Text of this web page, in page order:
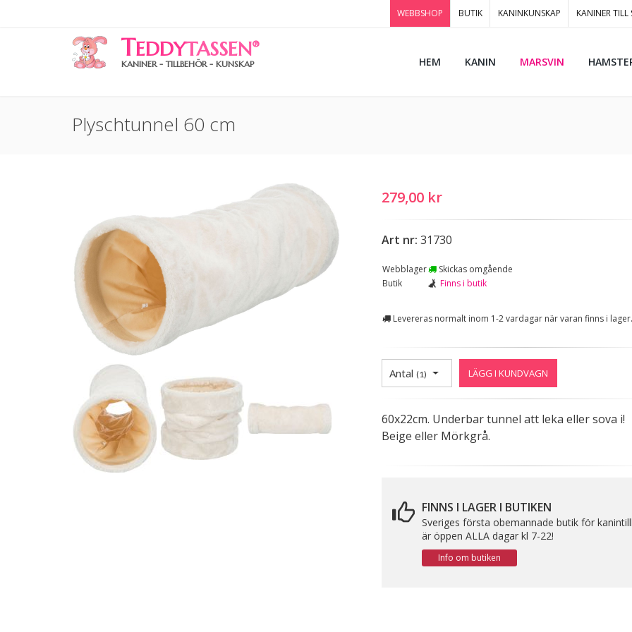
WEBBSHOP BUTIK KANINKUNSKAP KANINER TILL
TEDDYTASSEN®
KANINER - TILLBEHÖR - KUNSKAP HEM KANIN MARSVIN
Plyschtunnel 60 cm
279,00 kr
Art nr: 31730
Webblager
Skickas omgående
Butik
Finns i butik
Levereras normalt inom 1-2 vardagar när varan finns i lager.
Antal (1) LÄGG I KUNDVAGN
60x22cm. Underbar tunnel att leka eller sova i!
Beige eller Mörkgrå.
FINNS I LAGER I BUTIKEN
Sveriges första obemannade butik för
är öppen ALLA dagar kl 7-22!
Info om butiken